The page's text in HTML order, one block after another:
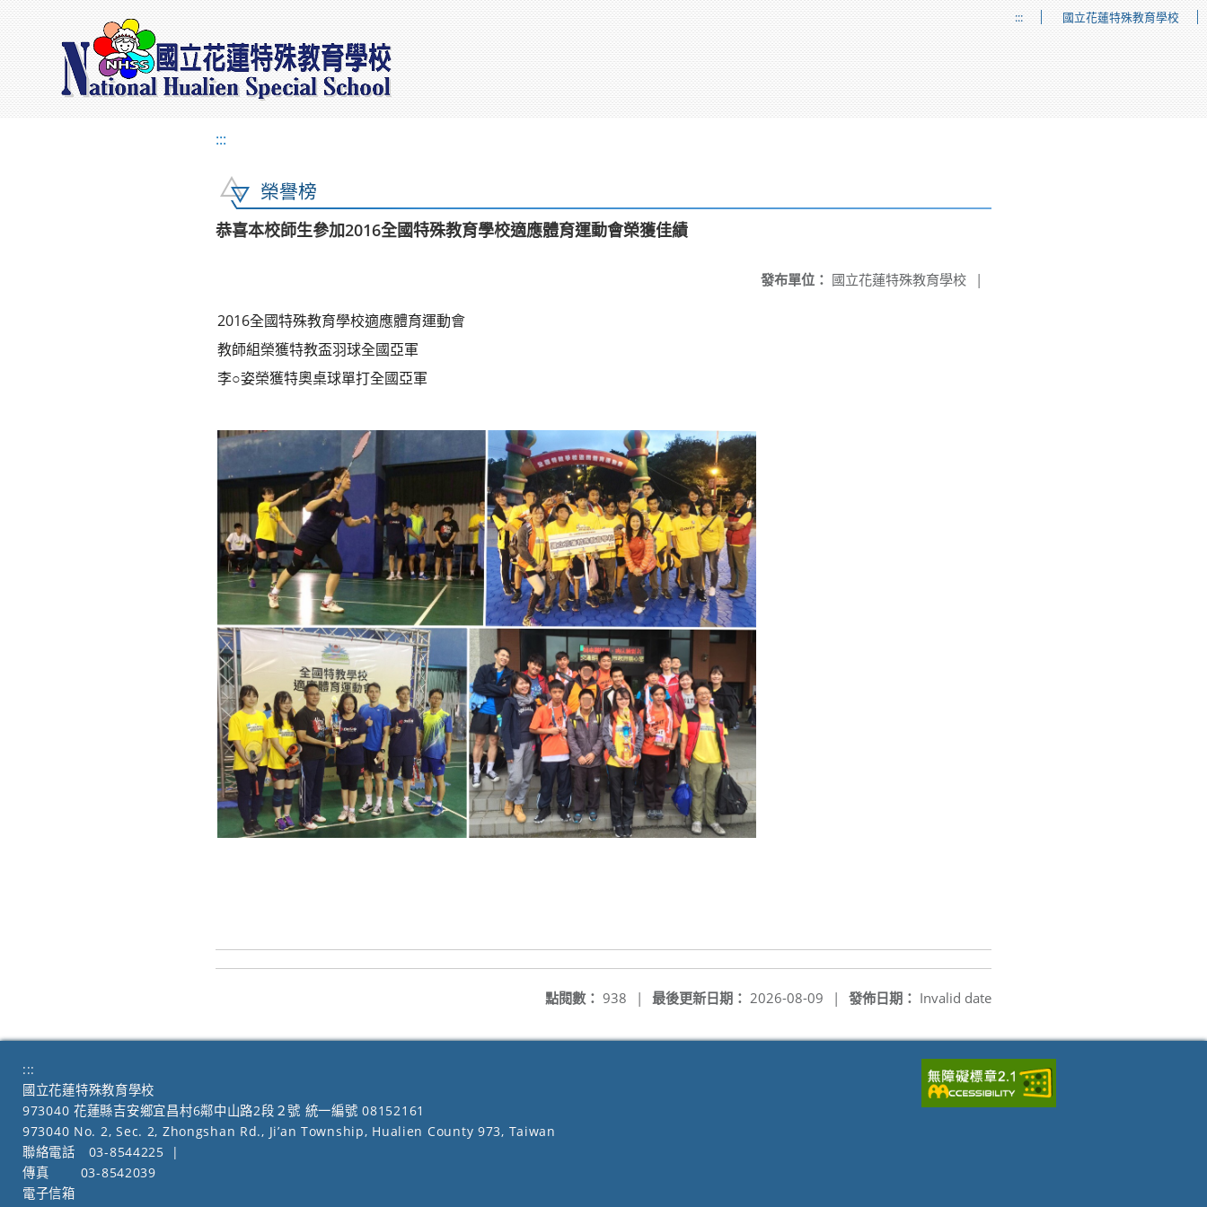
::: 國立花蓮特殊教育學校
:::
榮譽榜
恭喜本校師生參加2016全國特殊教育學校適應體育運動會榮獲佳績
發布單位： 國立花蓮特殊教育學校 |
2016全國特殊教育學校適應體育運動會
教師組榮獲特教盃羽球全國亞軍
李○姿榮獲特奧桌球單打全國亞軍
發佈日期： Invalid date
最後更新日期： 2026-08-09 |
點閱數： 938 |
:::
國立花蓮特殊教育學校
973040 花蓮縣吉安鄉宜昌村6鄰中山路2段２號 統一編號 08152161
973040 No. 2, Sec. 2, Zhongshan Rd., Ji’an Township, Hualien County 973, Taiwan
聯絡電話
03-8544225
|
傳真
03-8542039
電子信箱